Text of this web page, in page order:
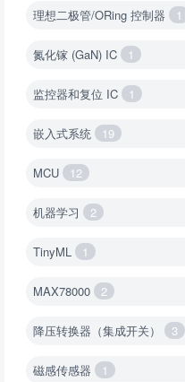
理想二极管/ORing 控制器 1
氮化镓 (GaN) IC 1
监控器和复位 IC 1
嵌入式系统 19
MCU 12
机器学习 2
TinyML 1
MAX78000 2
降压转换器（集成开关） 3
磁感传感器 1